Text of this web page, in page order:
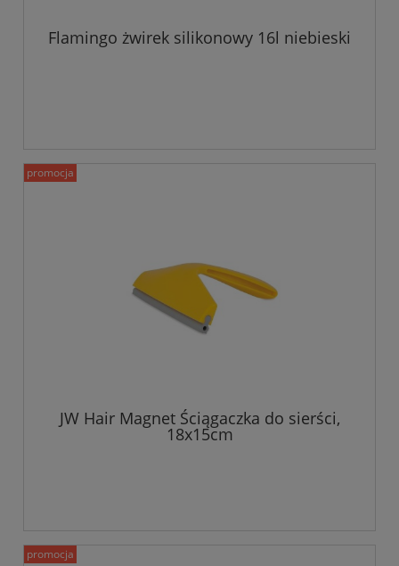
Flamingo żwirek silikonowy 16l niebieski
JW Hair Magnet Ściągaczka do sierści,
18x15cm
promocja
promocja